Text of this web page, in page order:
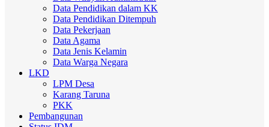
Data Pendidikan dalam KK
Data Pendidikan Ditempuh
Data Pekerjaan
Data Agama
Data Jenis Kelamin
Data Warga Negara
LKD
LPM Desa
Karang Taruna
PKK
Pembangunan